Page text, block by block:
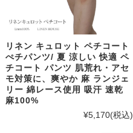
リネン キュロット ペチコート
ぺチパンツ/ 夏 涼しい 快適 ペ
チコート パンツ 肌荒れ・アセ
モ対策に、爽やか 麻 ランジェ
リー 綿レース使用 吸汗 速乾
麻100%
¥5,170(税込)